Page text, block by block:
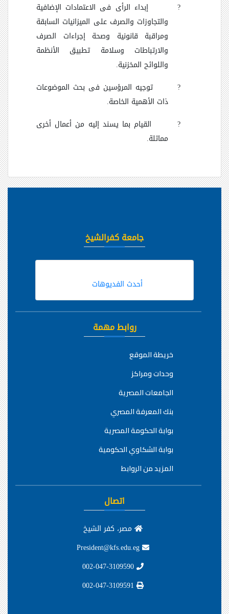
?
إبداء الرأى فى الاعتمادات الإضافية
والتجاوزات والصرف على الميزانيات السابقة
ومراقبة قانونية وصحة إجراءات الصرف
والارتباطات وسلامة تطبيق الأنظمة
واللوائح المخزنية.
?
توجيه المرؤسين فى بحث الموضوعات
ذات الأهمية الخاصة.
?
القيام بما يسند إليه من أعمال أخرى
مماثلة.
جامعة كفرالشيخ
أحدث الفديوهات
روابط مهمة
خريطة الموقع
وحدات ومراكز
الجامعات المصرية
بنك المعرفة المصري
بوابة الحكومة المصرية
بوابة الشكاوي الحكومية
المزيد من الروابط
اتصال
مصر، كفر الشيخ